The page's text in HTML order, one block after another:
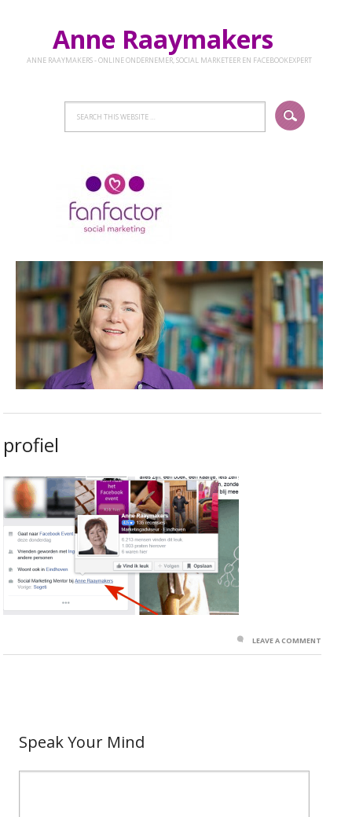
Anne Raaymakers
ANNE RAAYMAKERS - ONLINE ONDERNEMER, SOCIAL MARKETEER EN FACEBOOKEXPERT
profiel
LEAVE A COMMENT
Speak Your Mind